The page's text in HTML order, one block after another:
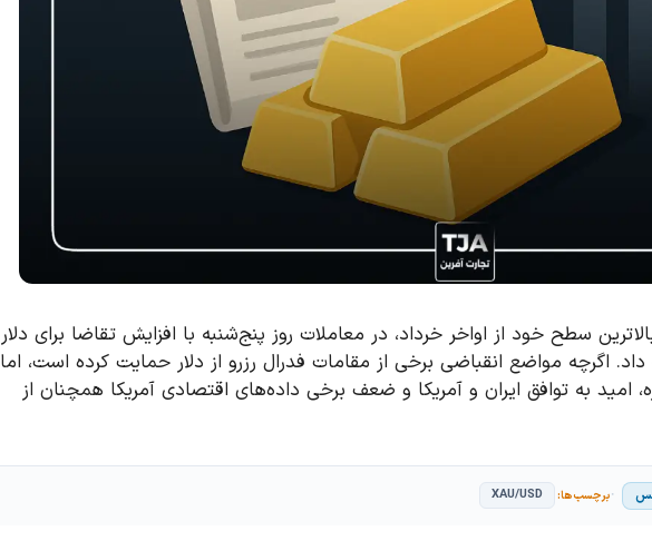
سطح خود از اواخر خرداد، در معاملات روز پنج‌شنبه با افزایش تقاضا برای دلار
اگرچه مواضع انقباضی برخی از مقامات فدرال رزرو از دلار حمایت کرده است، اما
امید به توافق ایران و آمریکا و ضعف برخی داده‌های اقتصادی آمریکا همچنان از
XAU/USD